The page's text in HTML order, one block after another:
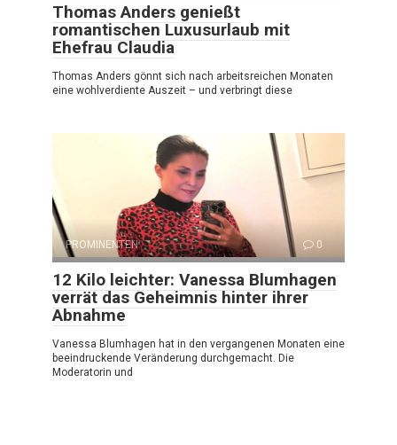
Thomas Anders genießt
romantischen Luxusurlaub mit
Ehefrau Claudia
Thomas Anders gönnt sich nach arbeitsreichen Monaten
eine wohlverdiente Auszeit – und verbringt diese
PROMINENTEN 0
12 Kilo leichter: Vanessa Blumhagen
verrät das Geheimnis hinter ihrer
Abnahme
Vanessa Blumhagen hat in den vergangenen Monaten eine
beeindruckende Veränderung durchgemacht. Die
Moderatorin und